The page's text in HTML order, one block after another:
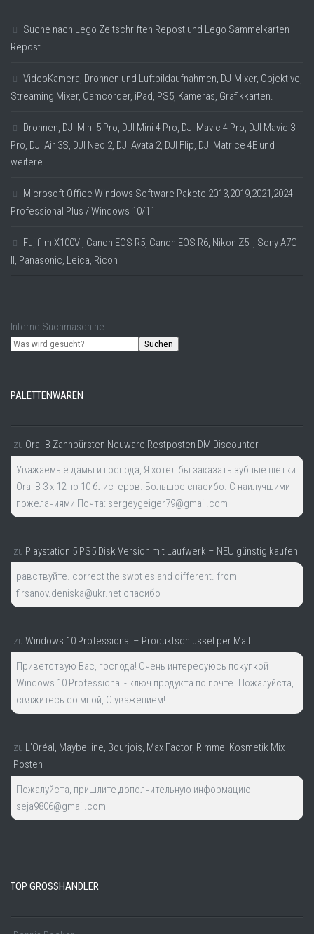
Suche nach Lego Zeitschriften Repost und Lego Sammelkarten
Repost
VideoKamera, Drohnen und Luftbildaufnahmen, DJ-Mixer, Objektive,
Streaming Mixer, Camcorder, iPad, PS5, Kameras, Grafikkarten.
Drohnen, DJI Mini 5 Pro, DJI Mini 4 Pro, DJI Mavic 4 Pro, DJI Mavic 3
Pro, DJI Air 3S, DJI Neo 2, DJI Avata 2, DJI Flip, DJI Matrice 4E und
weitere
Microsoft Office Windows Software Pakete 2013,2019,2021,2024
Professional Plus / Windows 10/11
Fujifilm X100VI, Canon EOS R5, Canon EOS R6, Nikon Z5II, Sony A7C
II, Panasonic, Leica, Ricoh
Interne Suchmaschine
Suchen
PALETTENWAREN
zu Oral-B Zahnbürsten Neuware Restposten DM Discounter
Уважаемые дамы и господа, Я хотел бы заказать зубные щетки
Oral B 3 x 12 по 10 блистеров. Большое спасибо. С наилучшими
пожеланиями Почта: sergeygeiger79@gmail.com
zu Playstation 5 PS5 Disk Version mit Laufwerk – NEU günstig kaufen
равствуйте. correct the swpt es and different. from
firsanov.deniska@ukr.net спасибо
zu Windows 10 Professional – Produktschlüssel per Mail
Приветствую Вас, господа! Очень интересуюсь покупкой
Windows 10 Professional - ключ продукта по почте. Пожалуйста,
свяжитесь со мной, С уважением!
zu L’Oréal, Maybelline, Bourjois, Max Factor, Rimmel Kosmetik Mix
Posten
Пожалуйста, пришлите дополнительную информацию
seja9806@gmail.com
TOP GROSSHÄNDLER